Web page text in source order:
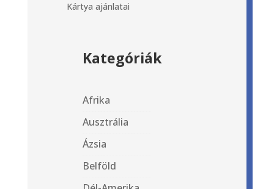
Kártya ajánlatai
Kategóriák
Afrika
Ausztrália
Ázsia
Belföld